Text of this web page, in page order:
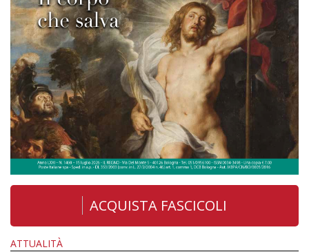
ACQUISTA FASCICOLI
ATTUALITÀ